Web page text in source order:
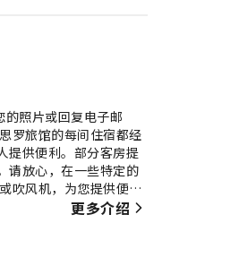
照片或回复电子邮
罗旅馆的每间住宿都经
提供便利。部分客房提
请放心，在一些特定的
吹风机，为您提供便
更多介绍